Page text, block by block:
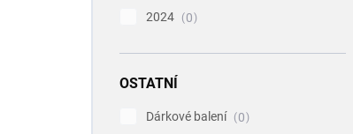
2024
0
OSTATNÍ
Dárkové balení
0